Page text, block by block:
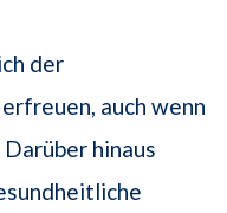
der
auch wenn
hinaus